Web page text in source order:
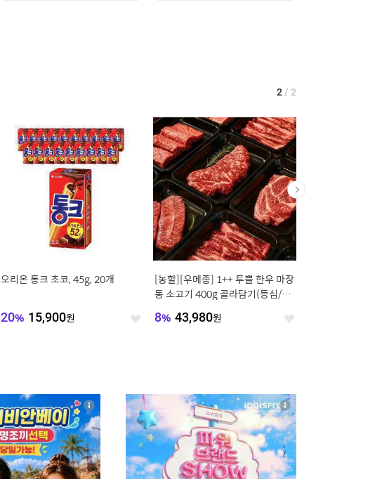
오리온 통크 초코, 45g, 20개
20% 15,900원 좋
[농할][우메종] 1++ 투쁠 한우 마장
동 소고기 400g 골라담기(등심/꽃
8% 43,980원 좋
2 / 2
상
세
4
상
세